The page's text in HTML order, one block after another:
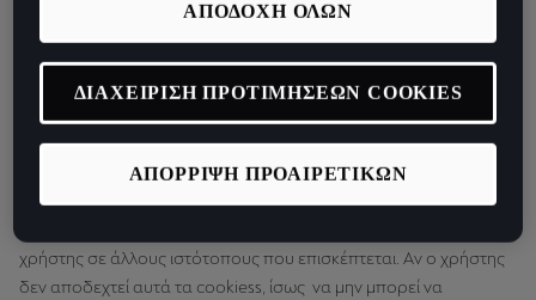
ένα σύνολο υπηρεσιών κοινωνικών δικτύων που έχει προσθέσει
ο εκδότης στον ιστότοπο ώστε να επιτρέπεται στον χρήστη η
κοινωνικά δίκτυα. Τα cookies μπορούν να παρακολουθούν την
περιήγηση του χρήστη σε άλλους ιστότοπους με σκοπό την
ανάπτυξη προφίλ με τα ενδιαφέροντά του. Αυτό μπορεί να
χρήστης σε άλλους ιστότοπους που επισκέπτεται. Αν ο χρήστης
δεν αποδεχτεί αυτά τα cookiess, ίσως να μην μπορεί να
ΑΠΟΡΡΙΨΗ ΠΡΟΑΙΡΕΤΙΚΩΝ
ΑΠΟΔΟΧΗ ΟΛΩΝ
ΔΙΑΧΕΙΡΙΣΗ ΠΡΟΤΙΜΗΣΕΩΝ COOKIES